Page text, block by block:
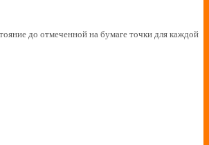
до отмеченной на бумаге точки для каждой